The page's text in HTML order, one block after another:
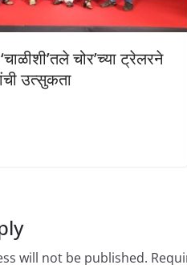
चोर’च्या ट्रेलरने
उत्सुकता
will not be published.